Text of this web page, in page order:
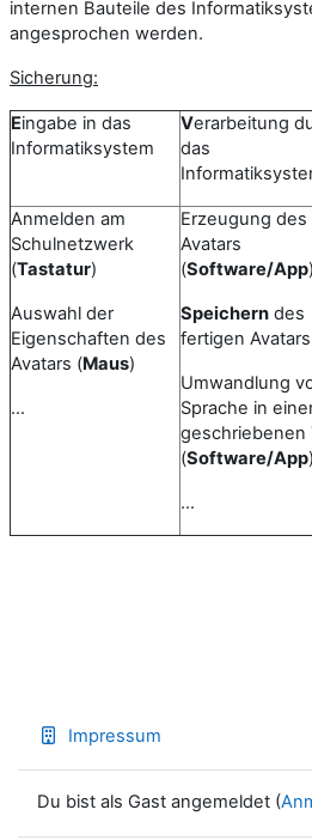
internen Bauteile des
angesprochen werden.
Sicherung:
Eingabe in das
Informatiksystem
Verarbeitung
das
Anmelden am
Schulnetzwerk
(Tastatur)
Auswahl der
Eigenschaften des
Avatars (Maus)
…
Erzeugung des
Avatars
(Software/App)
Speichern des
fertigen Avatars
Umwandlung
Sprache in
geschriebenen
(Software/App)
…
Impressum
Du bist als Gast angemeldet (